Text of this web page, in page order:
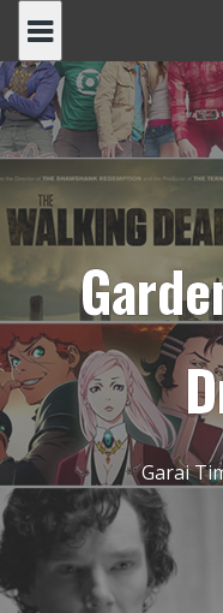
content
Garai